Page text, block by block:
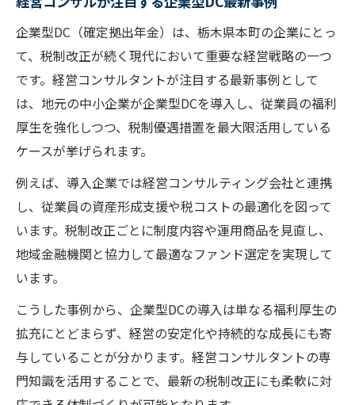
企業型DC（確定拠出年金）は、栃木県本町の企業にとっ
て、税制改正が続く現代において重要な経営戦略の一つ
です。経営コンサルタントが注目する最新事例として
は、地元の中小企業が企業型DCを導入し、従業員の福利
厚生を強化しつつ、税制優遇措置を最大限活用している
ケースが挙げられます。
例えば、導入企業では経営コンサルティング会社と連携
し、従業員の資産形成支援や税コストの最適化を図って
います。税制改正ごとに制度内容や運用商品を見直し、
地域金融機関と協力して最適なファンド選定を実現して
います。
こうした事例から、企業型DCの導入は単なる福利厚生の
拡充にとどまらず、経営の安定化や持続的な成長にも寄
与していることが分かります。経営コンサルタントの専
門知識を活用することで、最新の税制改正にも柔軟に対